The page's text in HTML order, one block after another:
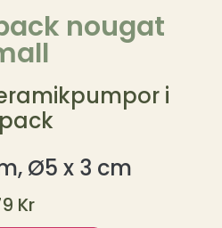
nougat
i
Ø5 x 3 cm
Kr